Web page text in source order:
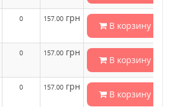
0 157.00 грн
В корзину
0 157.00 грн
В корзину
0 157.00 грн
В корзину